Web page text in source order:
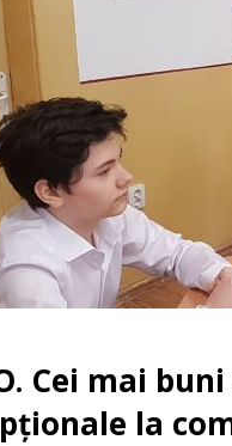
Cei mai
la